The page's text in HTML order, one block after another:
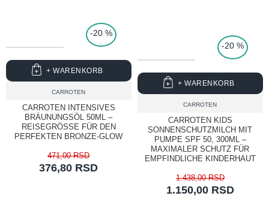
-20 %
CARROTEN
CARROTEN INTENSIVES
BRÄUNUNGSÖL 50ML –
REISEGRÖSSE FÜR DEN
PERFEKTEN BRONZE-GLOW
376,80 RSD
471,00 RSD
+ WARENKORB
TOP PRICE -20 %
CARROTEN
CARROTEN KIDS
SONNENSCHUTZMILCH MIT
PUMPE SPF 50, 300ML –
MAXIMALER SCHUTZ FÜR
EMPFINDLICHE KINDERHAUT
1.150,00 RSD
1.438,00 RSD
+ WARENKORB